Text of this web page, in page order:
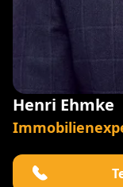
Henri Ehmke